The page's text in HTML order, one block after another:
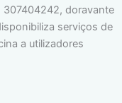
307404242, doravante
serviços de
a utilizadores